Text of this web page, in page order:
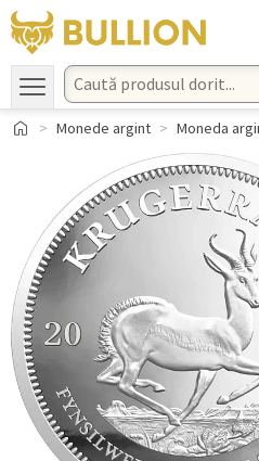
Monede argint Moneda argint